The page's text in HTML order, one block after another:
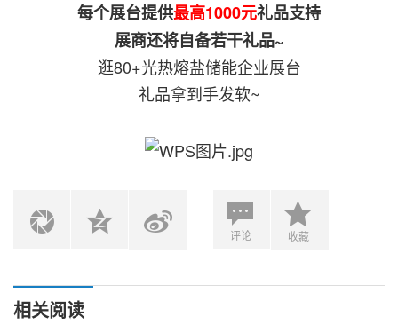
每个展台提供最高1000元礼品支持
展商还将自备若干礼品~
逛80+光热熔盐储能企业展台
礼品拿到手发软~
评论 收藏
相关阅读